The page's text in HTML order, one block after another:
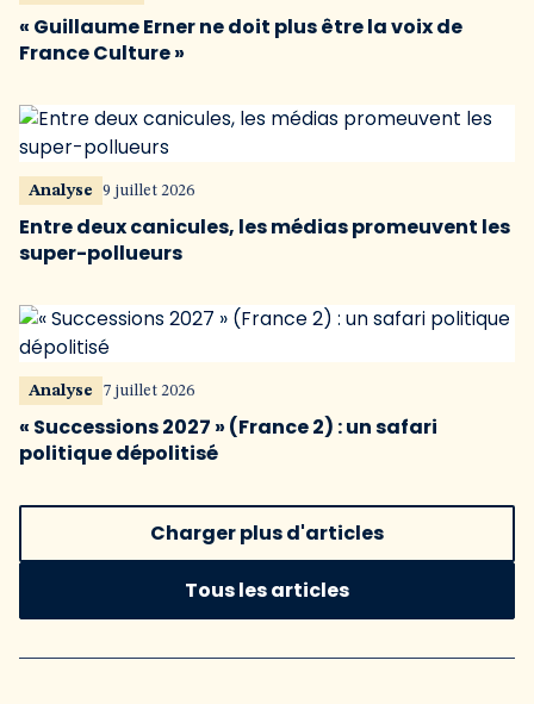
« Guillaume Erner ne doit plus être la voix de
France Culture »
Analyse 9 juillet 2026
Entre deux canicules, les médias promeuvent les
super-pollueurs
Analyse 7 juillet 2026
« Successions 2027 » (France 2) : un safari
politique dépolitisé
Charger plus d'articles
Tous les articles